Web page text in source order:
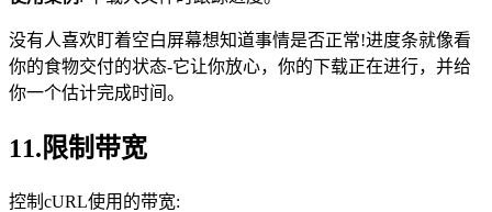
没有人喜欢盯着空白屏幕想知道事情是否正常!进度条就像看
你的食物交付的状态-它让你放心，你的下载正在进行，并给
你一个估计完成时间。
11.限制带宽
控制cURL使用的带宽: